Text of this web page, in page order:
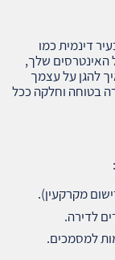
דינמית כמו
האינטרסים שלך,
להגן על עצמך
בטוחה וחלקה ככל
מקרקעין).
לדירה.
למסמכים.